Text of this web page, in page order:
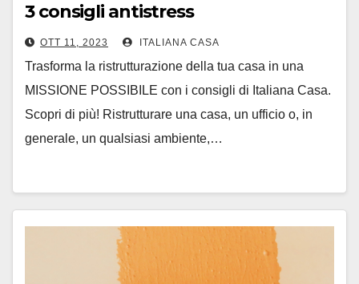
3 consigli antistress
OTT 11, 2023 ITALIANA CASA
Trasforma la ristrutturazione della tua casa in una
MISSIONE POSSIBILE con i consigli di Italiana Casa.
Scopri di più! Ristrutturare una casa, un ufficio o, in
generale, un qualsiasi ambiente,…